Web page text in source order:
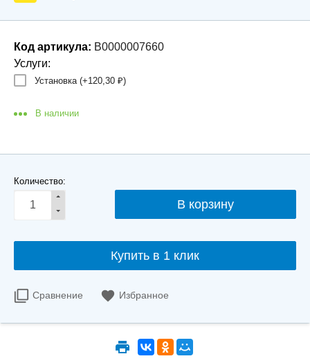
Код артикула: В0000007660
Услуги:
Установка (+120,30 ₽)
В наличии
Количество:
Купить в 1 клик
Сравнение Избранное